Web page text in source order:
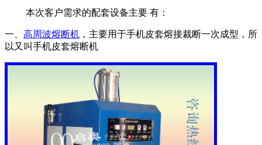
本次客户需求的配套设备主要 有：
一、 高周波熔断机 ，主要用于手机皮套熔接裁断一次成型，所
以又叫手机皮套熔断机